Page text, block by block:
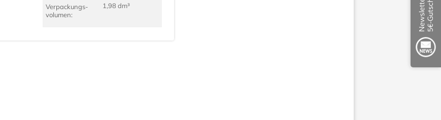
Verpackungs­
volumen:
1,98 dm³